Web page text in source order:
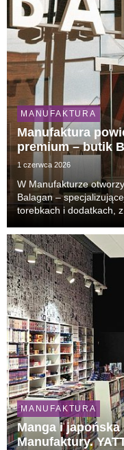
MANUFAKTURA
Manufaktura
premium – butik
1 czerwca 2026
W Manufakturze
Balagan –
torebkach i dodatkach,
handlowej.
MANUFAKTURA
Manga i
Manufaktury.